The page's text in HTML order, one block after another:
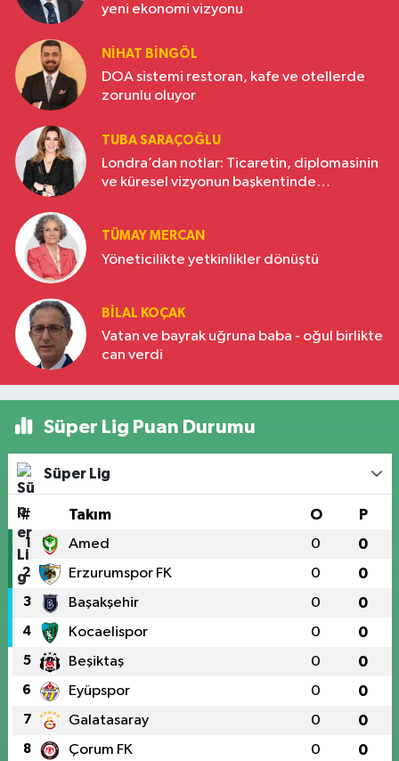
yeni ekonomi vizyonu
NIHAT BINGÖL
DOA sistemi restoran, kafe ve otellerde
zorunlu oluyor
TUBA SARAÇOĞLU
Londra’dan notlar: Ticaretin, diplomasinin
ve küresel vizyonun başkentinde
TÜMAY MERCAN
Yöneticilikte yetkinlikler dönüştü
BILAL KOÇAK
Vatan ve bayrak uğruna baba - oğul birlikte
can verdi
Süper Lig Puan Durumu
Süper Lig
# Takım O P
1 Amed 0 0
2 Erzurumspor FK 0 0
3 Başakşehir 0 0
4 Kocaelispor 0 0
5 Beşiktaş 0 0
6 Eyüpspor 0 0
7 Galatasaray 0 0
8 Çorum FK 0 0